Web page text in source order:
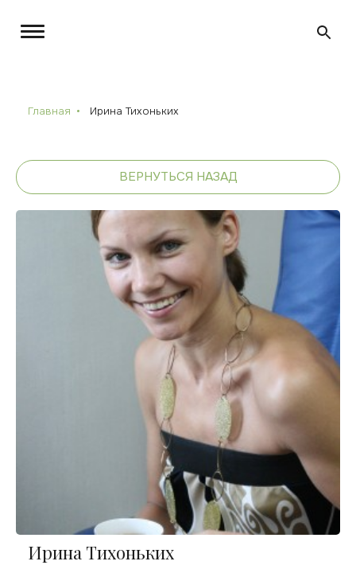
Главная Ирина Тихоньких
ВЕРНУТЬСЯ НАЗАД
Ирина Тихоньких